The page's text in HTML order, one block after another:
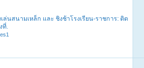
ล่นสนามเหล็ก และ ชิงช้าโรงเรียน-ราชการ: ติด
ที่.